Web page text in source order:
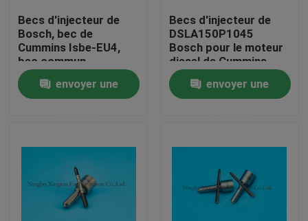
Aperçu
A propos de nous
Visite d'usine
Becs d'injecteur de
Bosch, bec de
Cummins Isbe-EU4,
bec commun
DLLA143P2155,
0433172155,
0445120161 de rail
envoyer une
Becs d'injecteur de
DSLA150P1045
Bosch pour le moteur
diesel de Cummins
envoyer une